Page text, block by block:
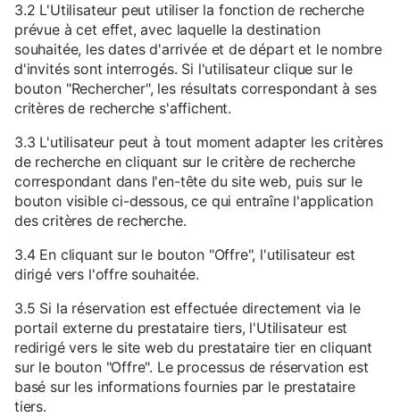
3.2 L'Utilisateur peut utiliser la fonction de recherche
prévue à cet effet, avec laquelle la destination
souhaitée, les dates d'arrivée et de départ et le nombre
d'invités sont interrogés. Si l'utilisateur clique sur le
bouton "Rechercher", les résultats correspondant à ses
critères de recherche s'affichent.
3.3 L'utilisateur peut à tout moment adapter les critères
de recherche en cliquant sur le critère de recherche
correspondant dans l'en-tête du site web, puis sur le
bouton visible ci-dessous, ce qui entraîne l'application
des critères de recherche.
3.4 En cliquant sur le bouton "Offre", l'utilisateur est
dirigé vers l'offre souhaitée.
3.5 Si la réservation est effectuée directement via le
portail externe du prestataire tiers, l'Utilisateur est
redirigé vers le site web du prestataire tier en cliquant
sur le bouton "Offre". Le processus de réservation est
basé sur les informations fournies par le prestataire
tiers.